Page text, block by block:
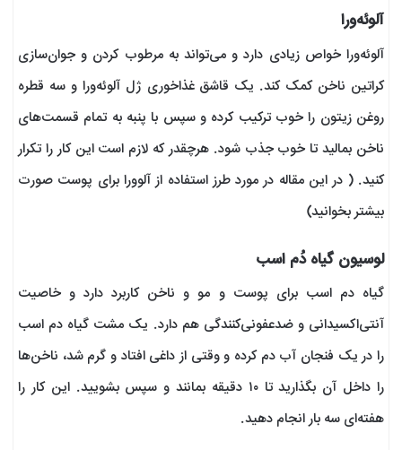
آلوئه‌ورا
آلوئه‌ورا خواص زیادی دارد و می‌تواند به مرطوب کردن و جوان‌سازی
کراتین ناخن کمک کند. یک قاشق غذاخوری ژل آلوئه‌ورا و سه قطره
روغن زیتون را خوب ترکیب کرده و سپس با پنبه به تمام قسمت‌های
ناخن بمالید تا خوب جذب شود. هرچقدر که لازم است این کار را تکرار
کنید. ( در این مقاله در مورد طرز استفاده از آلوورا برای پوست صورت
بیشتر بخوانید)
لوسیون گیاه دُم اسب
گیاه دم اسب برای پوست و مو و ناخن کاربرد دارد و خاصیت
آنتی‌اکسیدانی و ضدعفونی‌کنندگی هم دارد. یک مشت گیاه دم اسب
را در یک فنجان آب دم کرده و وقتی از داغی افتاد و گرم شد، ناخن‌ها
را داخل آن بگذارید تا ۱۰ دقیقه بمانند و سپس بشویید. این کار را
هفته‌ای سه بار انجام دهید.